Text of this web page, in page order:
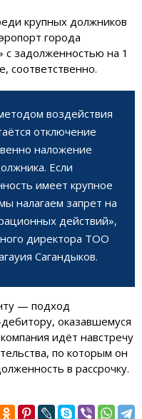
крупных должников
города
задолженностью на 1
соответственно.
воздействия
отключение
наложение
Если
имеет крупное
налагаем запрет на
действий»,
директора ТОО
Сагандыков.
— подход
оказавшемуся
идёт навстречу
по которым он
в рассрочку.